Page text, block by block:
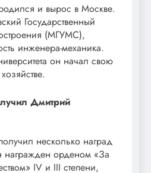
и вырос в Москве.
Государственный
(МГУМС),
инженера-механика.
он начал свою
Дмитрий
несколько наград
награжден орденом «За
IV и III степени,